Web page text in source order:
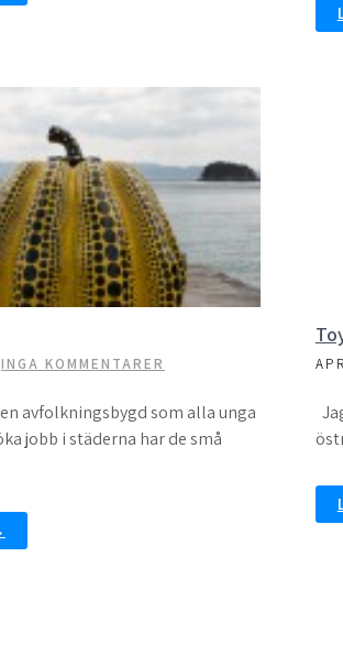
INGA KOMMENTARER
avfolkningsbygd som alla unga
jobb i städerna har de små